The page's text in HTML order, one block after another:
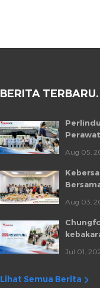
BERITA TERBARU.
Aug 05,
Aug 03,
Jul 01,
Lihat Semua Berita